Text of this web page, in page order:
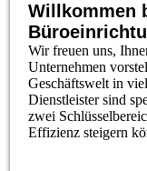
Willkommen
Wir freuen uns,
Unternehmen
Geschäftswelt in
Dienstleister sind
zwei
Effizienz steigern